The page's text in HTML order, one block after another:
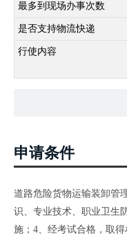
最多到现场办事次数
是否支持物流快递
行使内容
申请条件
道路危险货物运输装卸管
识、专业技术、职业卫生
施；4、经考试合格，取得